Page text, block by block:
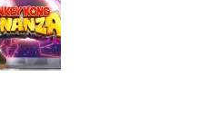
“Ich mache alles kaputt!”